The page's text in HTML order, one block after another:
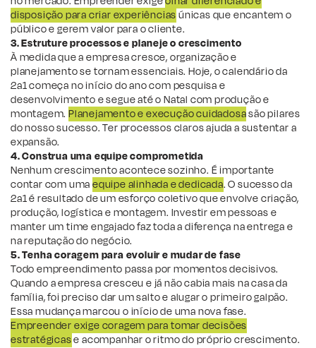
disposição para criar experiênciasúnicas que encantem o
público e gerem valor para o cliente.
3. Estruture processos e planeje o crescimento
À medida que a empresa cresce, organização e
planejamento se tornam essenciais. Hoje, o calendário da
2a1 começa no início do ano com pesquisa e
desenvolvimento e segue até o Natal com produção e
montagem.Planejamento e execução cuidadosasão pilares
do nosso sucesso. Ter processos claros ajuda a sustentar a
expansão.
4. Construa uma equipe comprometida
Nenhum crescimento acontece sozinho. É importante
contar com umaequipe alinhada e dedicada. O sucesso da
2a1 é resultado de um esforço coletivo que envolve criação,
produção, logística e montagem. Investir em pessoas e
manter um time engajado faz toda a diferença na entrega e
na reputação do negócio.
5. Tenha coragem para evoluir e mudar de fase
Todo empreendimento passa por momentos decisivos.
Quando a empresa cresceu e já não cabia mais na casa da
família, foi preciso dar um salto e alugar o primeiro galpão.
Essa mudança marcou o início de uma nova fase.
Empreender exige coragem para tomar decisões
estratégicase acompanhar o ritmo do próprio crescimento.